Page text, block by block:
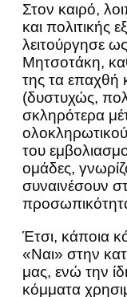
Στον καιρό,
και πολιτικής
λειτούργησε
Μητσοτάκη,
της τα επαχθή
(δυστυχώς,
σκληρότερα
του
ομάδες,
συναινέσουν
Έτσι, κάποια
«Ναι» στην
μας, ενώ την
κόμματα